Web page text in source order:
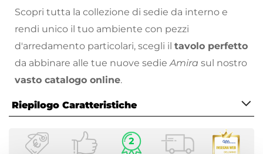
Scopri tutta la collezione di sedie da interno e
rendi unico il tuo ambiente con pezzi
d'arredamento particolari, scegli il tavolo perfetto
da abbinare alle tue nuove sedieAmira sul nostro
vasto catalogo online.
Riepilogo Caratteristiche
Caratteristiche
Tipologia